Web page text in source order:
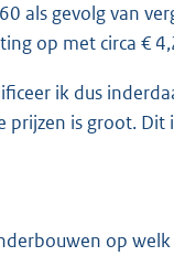
als gevolg van
op met circa €
ik dus
prijzen is groot.
op